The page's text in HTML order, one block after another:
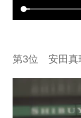
第3位 安田真